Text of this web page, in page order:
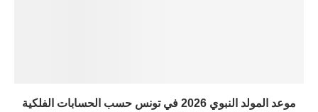
موعد المولد النبوي 2026 في تونس حسب الحسابات الفلكية